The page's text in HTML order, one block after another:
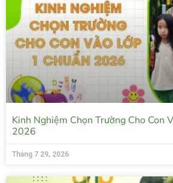
Kinh Nghiệm Chọn Trường Cho Con
2026
Tháng 7 29, 2026